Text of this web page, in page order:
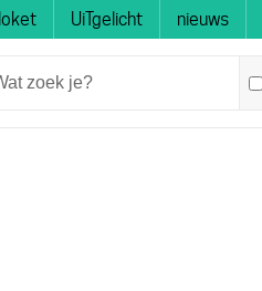
UiTgelicht nieuws